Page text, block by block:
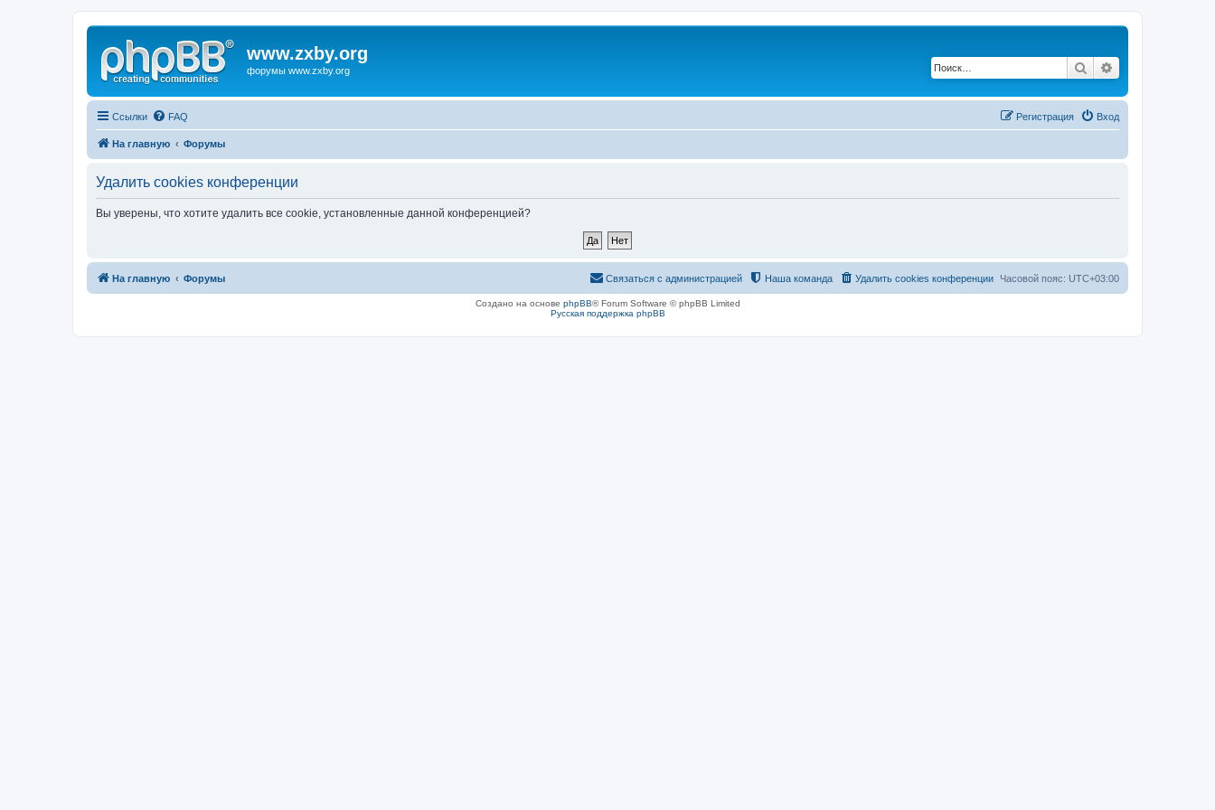
www.zxby.org
форумы www.zxby.org Поиск
Ссылки FAQ Вход
Регистрация
На главную Форумы
Удалить cookies конференции
Вы уверены, что хотите удалить все cookie, установленные данной конференцией?
На главную Форумы Часовой пояс: UTC+03:00
Удалить cookies конференции
Наша команда
Связаться с администрацией
Создано на основе phpBB® Forum Software © phpBB Limited
Русская поддержка phpBB